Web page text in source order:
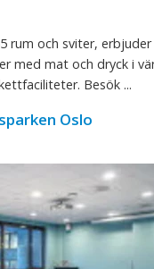
rum och sviter,
med mat och dryck i
Besök ...
Oslo